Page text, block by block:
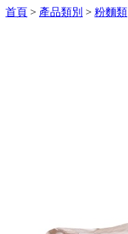
首頁 > 產品類別 > 粉麵類